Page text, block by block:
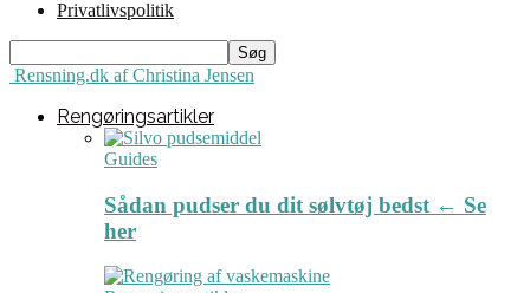
Privatlivspolitik
Rensning.dk af Christina Jensen
Rengøringsartikler
Guides
Sådan pudser du dit sølvtøj bedst ← Se
her